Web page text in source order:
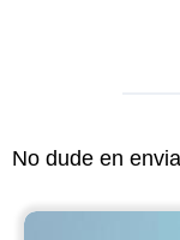
No dude en